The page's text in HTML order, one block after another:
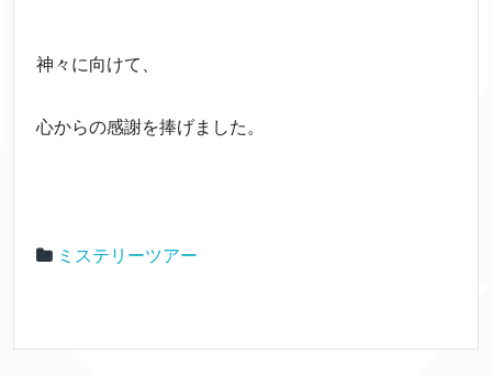
神々に向けて、
心からの感謝を捧げました。
ミステリーツアー